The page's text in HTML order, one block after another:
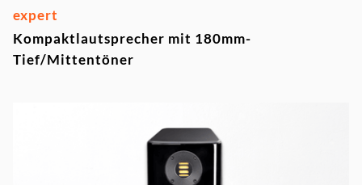
expert
Kompaktlautsprecher mit 180mm-
Tief/Mittentöner